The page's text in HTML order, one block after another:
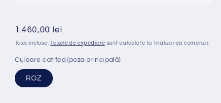
Preț
obișnuit
1.460,00 lei
Taxe incluse.Taxele de expediere sunt calculate la finalizarea comenzii.
Culoare catifea (poza principală)
ROZ